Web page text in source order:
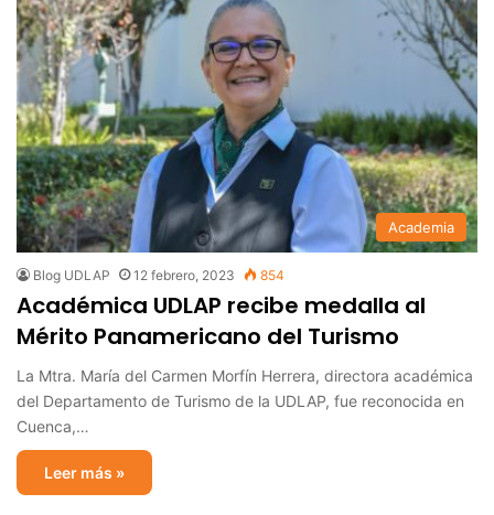
Academia
Blog UDLAP 12 febrero, 2023 854
Académica UDLAP recibe medalla al
Mérito Panamericano del Turismo
La Mtra. María del Carmen Morfín Herrera, directora académica
del Departamento de Turismo de la UDLAP, fue reconocida en
Cuenca,…
Leer más »